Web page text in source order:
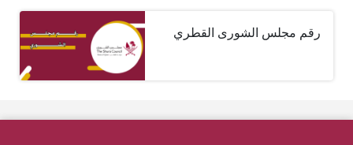
رقم مجلس الشورى القطري